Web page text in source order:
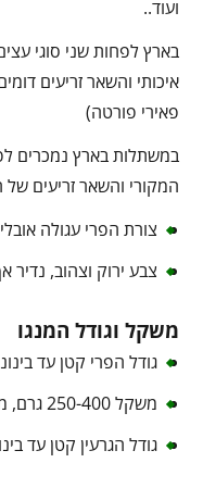
ועוד..
בארץ לפחות שני סוגי
איכותי והשאר זריעים
פאירי פורטה)
במשתלות בארץ נמכרים
המקורי והשאר זריעים
צורת הפרי עגולה
צבע ירוק וצהוב, נדיר
משקל וגודל המנגו
גודל הפרי קטן עד
משקל 250-400 גרם, משקל ממוצע 300 גרם
גודל הגרעין קטן עד